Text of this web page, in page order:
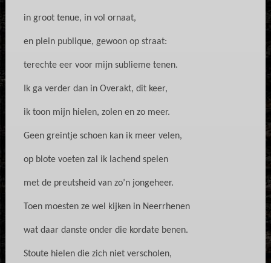
in groot tenue, in vol ornaat,
en plein publique, gewoon op straat:
terechte eer voor mijn sublieme tenen.
Ik ga verder dan in Overakt, dit keer,
ik toon mijn hielen, zolen en zo meer.
Geen greintje schoen kan ik meer velen,
op blote voeten zal ik lachend spelen
met de preutsheid van zo’n jongeheer.
Toen moesten ze wel kijken in Neerrhenen
wat daar danste onder die kordate benen.
Stoute hielen die zich niet verscholen,